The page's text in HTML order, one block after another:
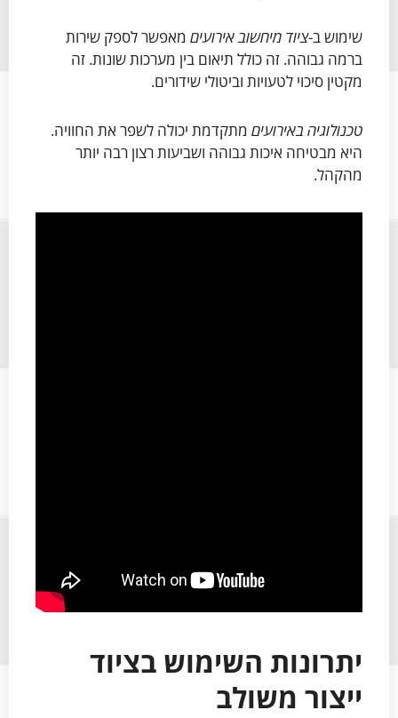
שימוש ב-ציוד מיחשוב אירועים מאפשר לספק שירות
ברמה גבוהה. זה כולל תיאום בין מערכות שונות. זה
מקטין סיכוי לטעויות וביטולי שידורים.
טכנולוגיה באירועים מתקדמת יכולה לשפר את החוויה.
היא מבטיחה איכות גבוהה ושביעות רצון רבה יותר
מהקהל.
יתרונות השימוש בציוד
ייצור משולב